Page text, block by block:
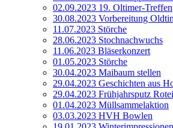
02.09.2023 19. Oltimer-Treffen
30.08.2023 Vorbereitung
11.07.2023 Störche
28.06.2023 Stochnachwuchs
11.06.2023 Bläserkonzert
01.05.2023 Störche
30.04.2023 Maibaum stellen
29.04.2023 Geschichten aus
29.04.2023 Frühjahrsputz
01.04.2023 Müllsammelaktion
03.03.2023 HVH Bowlen